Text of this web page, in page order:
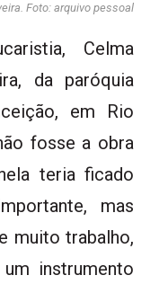
Foto: arquivo pessoal
Celma
da paróquia
em Rio
fosse a obra
teria ficado
mas
muito trabalho,
instrumento